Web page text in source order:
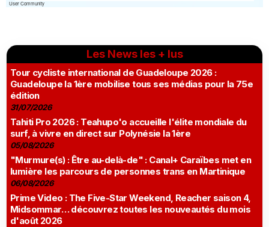
Les News les + lus
Tour cycliste international de Guadeloupe 2026 :
Guadeloupe la 1ère mobilise tous ses médias pour la 75e
édition
31/07/2026
Tahiti Pro 2026 : Teahupo'o accueille l'élite mondiale du
surf, à vivre en direct sur Polynésie la 1ère
05/08/2026
"Murmure(s) : Être au-delà-de" : Canal+ Caraïbes met en
lumière les parcours de personnes trans en Martinique
06/08/2026
Prime Video : The Five-Star Weekend, Reacher saison 4,
Midsommar… découvrez toutes les nouveautés du mois
d'août 2026